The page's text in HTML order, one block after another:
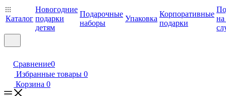
Каталог
Новогодние
подарки
детям
Подарочные
наборы
Упаковка
Корпоративные
подарки
на
Сравнение0
Избранные товары 0
Корзина 0